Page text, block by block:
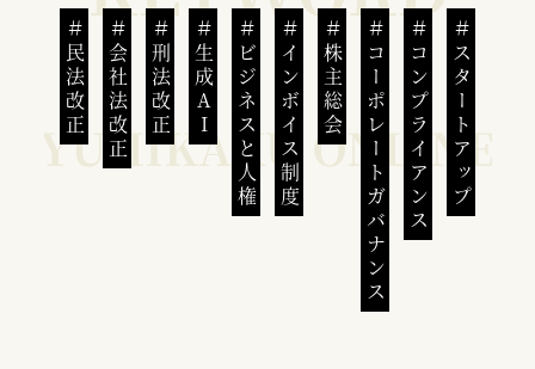
民法改正 会社法改正 刑法改正 生成AI ビジネスと人権インボイス制度 株主総会 コーポレートガバナンスコンプライアンススタートアップ